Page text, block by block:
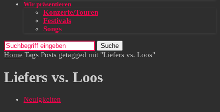
Wir präsentieren
Konzerte/Touren
Festivals
Songs
Suche
Home Tags Posts getagged mit "Liefers vs. Loos"
Liefers vs. Loos
Neuigkeiten